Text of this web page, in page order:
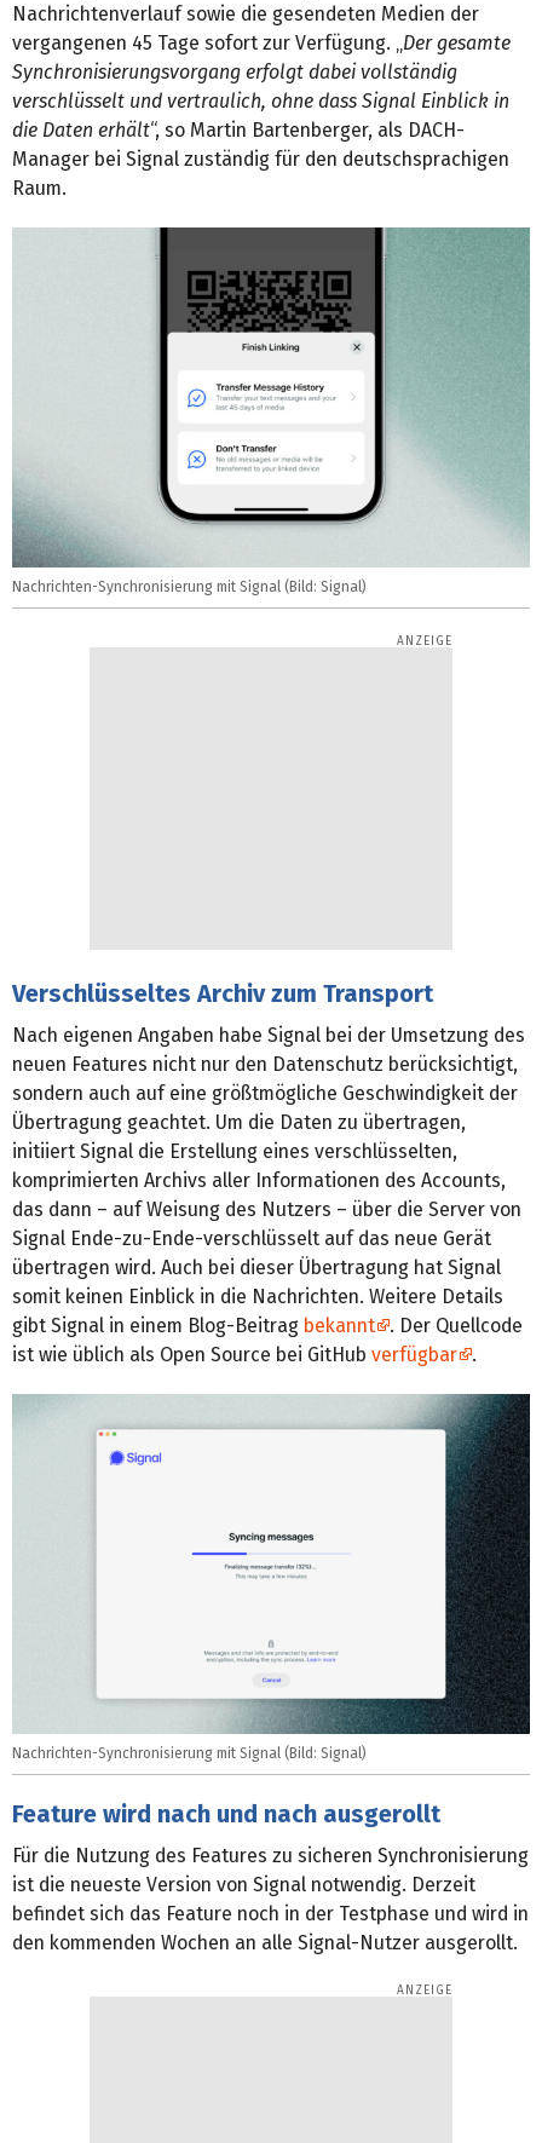
Nachrichtenverlauf sowie die gesendeten Medien der
vergangenen 45 Tage sofort zur Verfügung. „ Der gesamte
Synchronisierungsvorgang erfolgt dabei vollständig
verschlüsselt und vertraulich, ohne dass Signal Einblick in
die Daten erhält“, so Martin Bartenberger, als DACH-
Manager bei Signal zuständig für den deutschsprachigen
Raum.
Nachrichten-Synchronisierung mit Signal (Bild: Signal)
Verschlüsseltes Archiv zum Transport
Nach eigenen Angaben habe Signal bei der Umsetzung des
neuen Features nicht nur den Datenschutz berücksichtigt,
sondern auch auf eine größtmögliche Geschwindigkeit der
Übertragung geachtet. Um die Daten zu übertragen,
initiiert Signal die Erstellung eines verschlüsselten,
komprimierten Archivs aller Informationen des Accounts,
das dann – auf Weisung des Nutzers – über die Server von
Signal Ende-zu-Ende-verschlüsselt auf das neue Gerät
übertragen wird. Auch bei dieser Übertragung hat Signal
somit keinen Einblick in die Nachrichten. Weitere Details
gibt Signal in einem Blog-Beitrag bekannt
. Der Quellcode
ist wie üblich als Open Source bei GitHub verfügbar .
Nachrichten-Synchronisierung mit Signal (Bild: Signal)
Feature wird nach und nach ausgerollt
Für die Nutzung des Features zu sicheren Synchronisierung
ist die neueste Version von Signal notwendig. Derzeit
befindet sich das Feature noch in der Testphase und wird in
den kommenden Wochen an alle Signal-Nutzer ausgerollt.